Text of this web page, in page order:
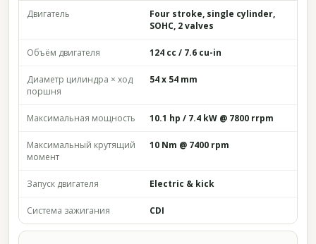
Двигатель
Four stroke, single cylinder,
SOHC, 2 valves
Объём двигателя 124 cc / 7.6 cu-in
Диаметр цилиндра × ход
поршня
54 x 54 mm
Максимальная мощность 10.1 hp / 7.4 kW @ 7800 rrpm
Максимальный крутящий
момент
10 Nm @ 7400 rpm
Запуск двигателя Electric & kick
Система зажигания CDI